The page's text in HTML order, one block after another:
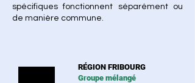
spécifiques fonctionnent séparément ou
de manière commune.
RÉGION FRIBOURG
Groupe mélangé